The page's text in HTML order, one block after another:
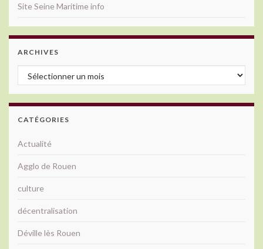
Site Seine Maritime info
ARCHIVES
Archives
CATÉGORIES
Actualité
Agglo de Rouen
culture
décentralisation
Déville lès Rouen